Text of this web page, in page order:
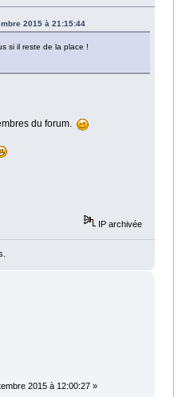
2015 à 21:15:44
si il reste de la place !
du forum.
IP archivée
2015 à 12:00:27 »